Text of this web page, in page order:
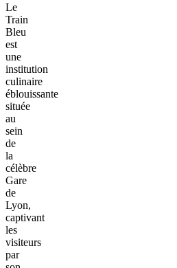
Le
Train
Bleu
est
une
institution
culinaire
éblouissante
située
au
sein
de
la
célèbre
Gare
de
Lyon,
captivant
les
visiteurs
par